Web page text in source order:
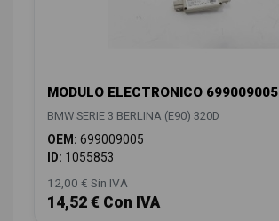
MODULO ELECTRONICO 699009005
BMW SERIE 3 BERLINA (E90) 320D
OEM: 699009005
ID: 1055853
12,00 € Sin IVA
14,52 € Con IVA